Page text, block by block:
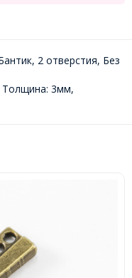
2 отверстия, Без
3мм,